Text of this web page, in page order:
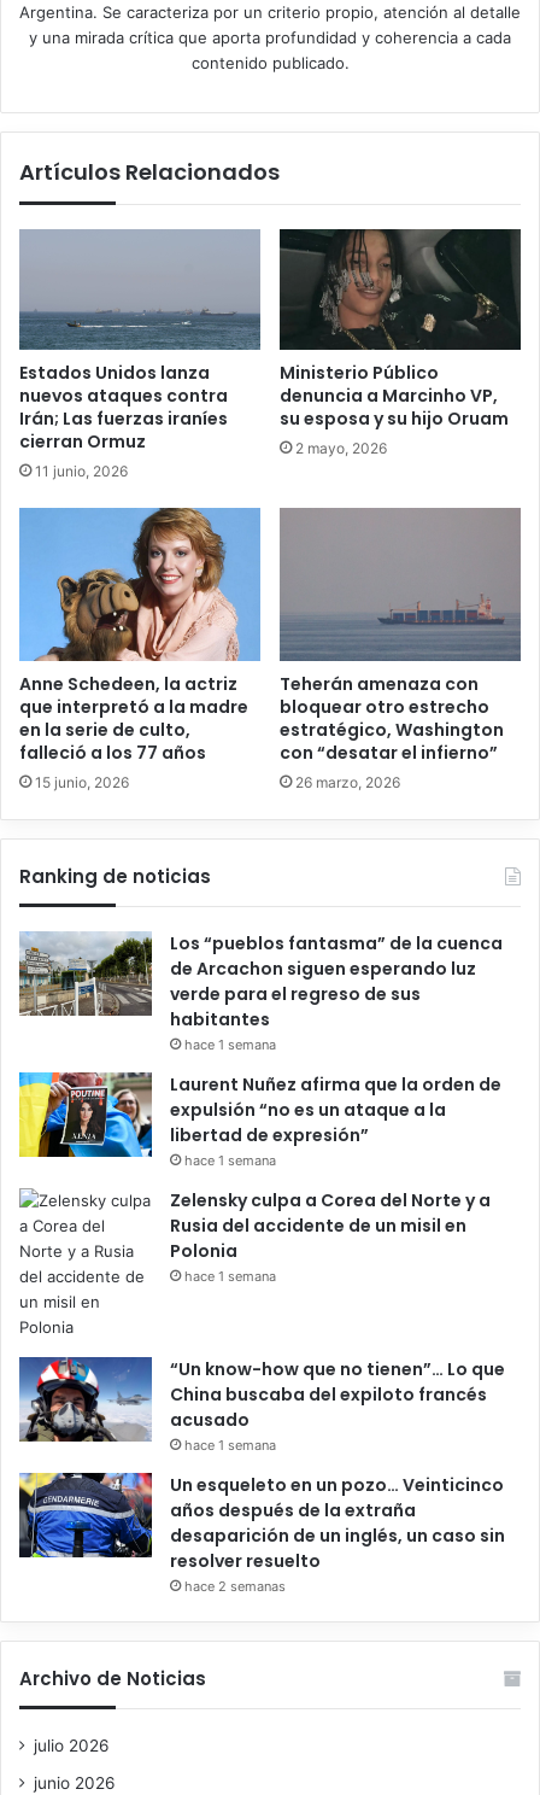
Argentina. Se caracteriza por un criterio propio, atención al detalle
y una mirada crítica que aporta profundidad y coherencia a cada
contenido publicado.
Artículos Relacionados
Estados Unidos lanza
nuevos ataques contra
Irán; Las fuerzas iraníes
cierran Ormuz
11 junio, 2026
Ministerio Público
denuncia a Marcinho VP,
su esposa y su hijo Oruam
2 mayo, 2026
Anne Schedeen, la actriz
que interpretó a la madre
en la serie de culto,
falleció a los 77 años
15 junio, 2026
Teherán amenaza con
bloquear otro estrecho
estratégico, Washington
con “desatar el infierno”
26 marzo, 2026
Ranking de noticias
Los “pueblos fantasma” de la cuenca
de Arcachon siguen esperando luz
verde para el regreso de sus
habitantes
hace 1 semana
Laurent Nuñez afirma que la orden de
expulsión “no es un ataque a la
libertad de expresión”
hace 1 semana
Zelensky culpa a Corea del Norte y a
Rusia del accidente de un misil en
Polonia
hace 1 semana
“Un know-how que no tienen”… Lo que
China buscaba del expiloto francés
acusado
hace 1 semana
Un esqueleto en un pozo… Veinticinco
años después de la extraña
desaparición de un inglés, un caso sin
resolver resuelto
hace 2 semanas
Archivo de Noticias
julio 2026
junio 2026